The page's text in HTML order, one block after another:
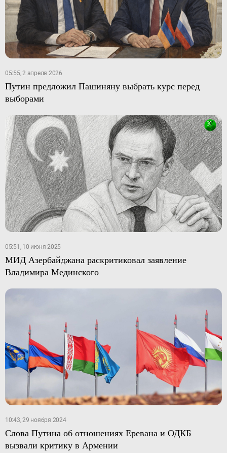
05:55, 2 апреля 2026
Путин предложил Пашиняну выбрать курс перед
выборами
05:51, 10 июня 2025
МИД Азербайджана раскритиковал заявление
Владимира Мединского
10:43, 29 ноября 2024
Слова Путина об отношениях Еревана и ОДКБ
вызвали критику в Армении